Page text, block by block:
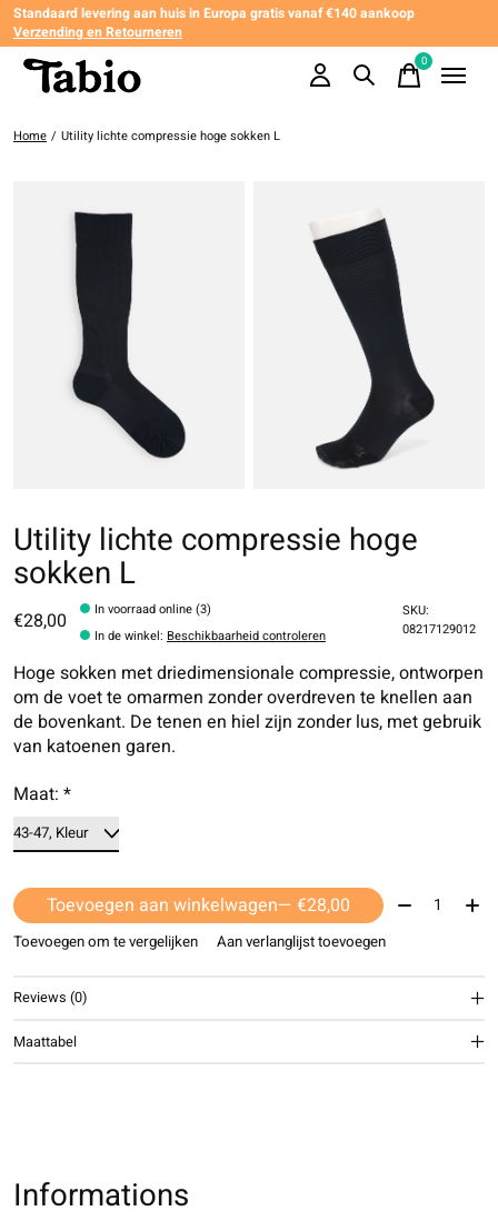
Standaard levering aan huis in Europa gratis vanaf €140 aankoop
Verzending en Retourneren
0items
Home / Utility lichte compressie hoge sokken L
Utility lichte compressie hoge
sokken L
€28,00
In voorraad online (3)
In de winkel: Beschikbaarheid controleren
SKU:
08217129012
Hoge sokken met driedimensionale compressie, ontworpen
om de voet te omarmen zonder overdreven te knellen aan
de bovenkant. De tenen en hiel zijn zonder lus, met gebruik
van katoenen garen.
Maat: *
Toevoegen aan winkelwagen — €28,00 Aantal:
Toevoegen om te vergelijken Aan verlanglijst toevoegen
Reviews (0)
Maattabel
Informations